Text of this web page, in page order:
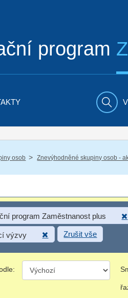
program
osob / Znevýhodněné skupiny osob -
program Zaměstnanost plus
výzvy Zrušit vše